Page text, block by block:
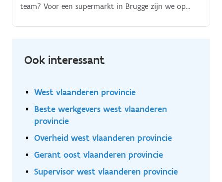
team? Voor een supermarkt in Brugge zijn we op
dagelijkse werking in goede banen leidt Je staat in
ervoor dat bestellingen correct worden opgevolgd en
verwerkt.
Ook interessant
West vlaanderen provincie
Beste werkgevers west vlaanderen
provincie
Overheid west vlaanderen provincie
Gerant oost vlaanderen provincie
Supervisor west vlaanderen provincie